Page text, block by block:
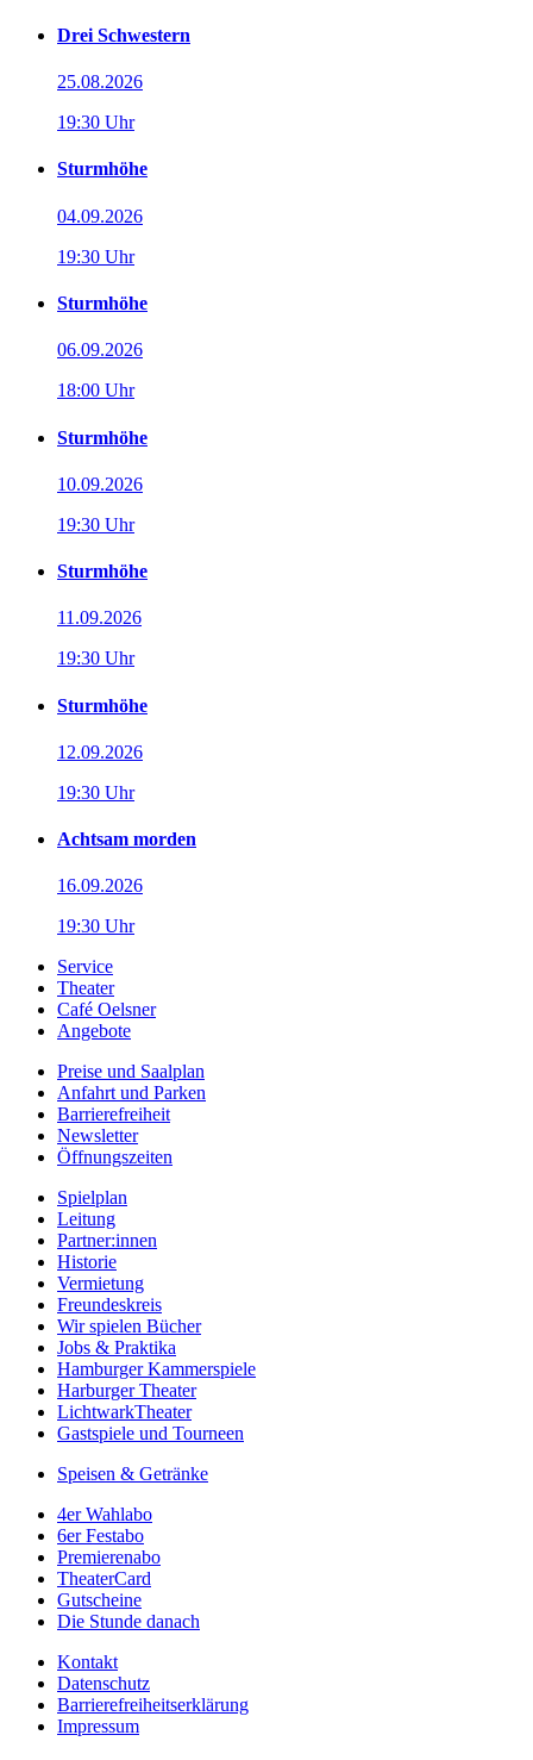
Drei Schwestern
25.08.2026
19:30 Uhr
Sturmhöhe
04.09.2026
19:30 Uhr
Sturmhöhe
06.09.2026
18:00 Uhr
Sturmhöhe
10.09.2026
19:30 Uhr
Sturmhöhe
11.09.2026
19:30 Uhr
Sturmhöhe
12.09.2026
19:30 Uhr
Achtsam morden
16.09.2026
19:30 Uhr
Service
Theater
Café Oelsner
Angebote
Preise und Saalplan
Anfahrt und Parken
Barrierefreiheit
Newsletter
Öffnungszeiten
Spielplan
Leitung
Partner:innen
Historie
Vermietung
Freundeskreis
Wir spielen Bücher
Jobs & Praktika
Hamburger Kammerspiele
Harburger Theater
LichtwarkTheater
Gastspiele und Tourneen
Speisen & Getränke
4er Wahlabo
6er Festabo
Premierenabo
TheaterCard
Gutscheine
Die Stunde danach
Kontakt
Datenschutz
Barrierefreiheitserklärung
Impressum